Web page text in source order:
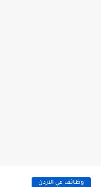
وظائف في الاردن